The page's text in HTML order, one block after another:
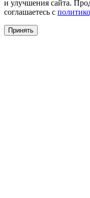
и улучшения сайта.
соглашаетесь с
Принять